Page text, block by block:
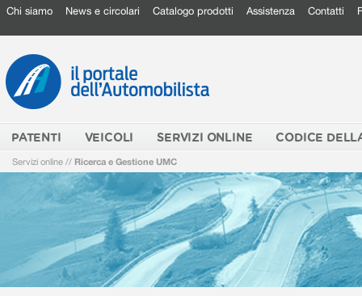
Chi siamo News e circolari Catalogo prodotti Assistenza Contatti
PATENTI VEICOLI SERVIZI ONLINE CODICE
Servizi online // Ricerca e Gestione UMC